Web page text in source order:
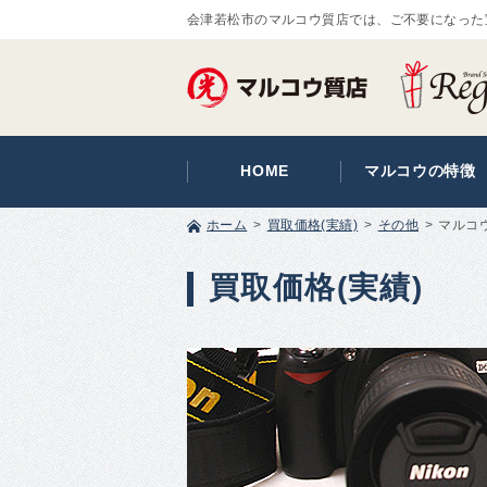
会津若松市のマルコウ質店では、ご不要になっ
HOME マルコウの特徴
ホーム 買取価格(実績) その他 マルコ
買取価格(実績)